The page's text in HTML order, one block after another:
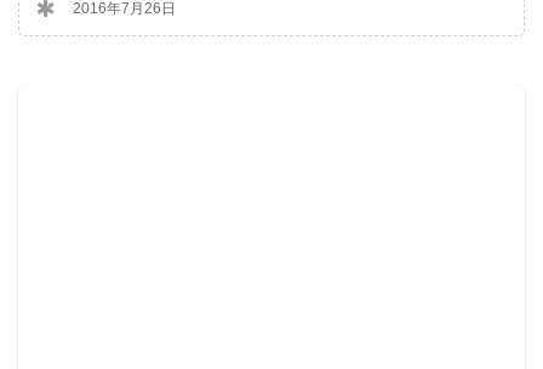
2016年7月26日